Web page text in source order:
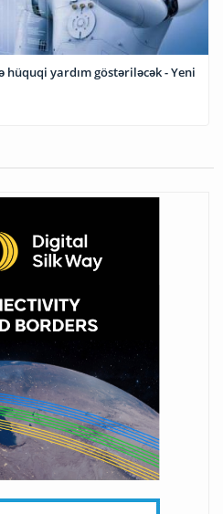
yardım göstəriləcək - Yeni